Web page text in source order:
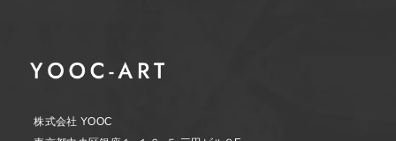
株式会社 YOOC